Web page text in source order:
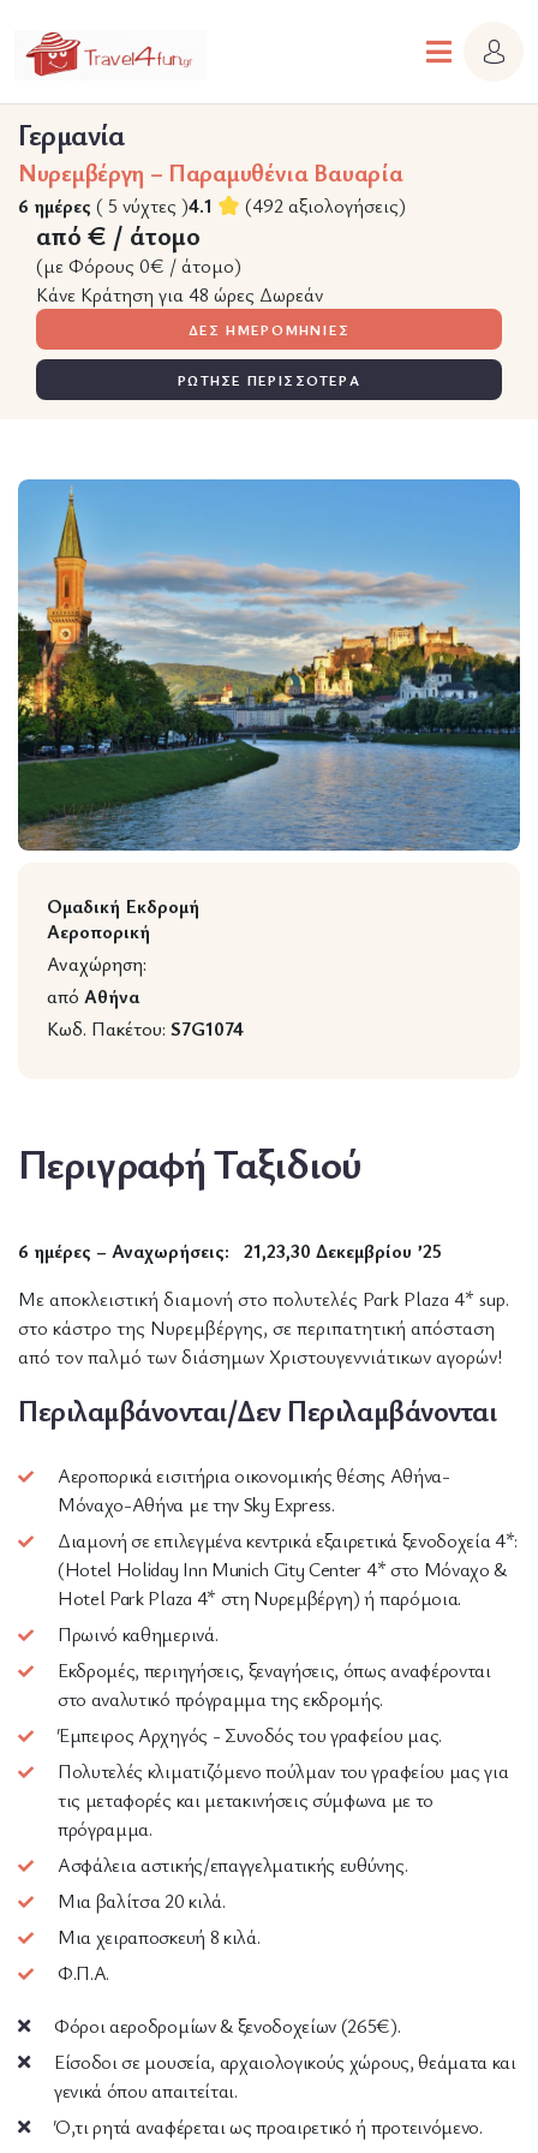
Γερμανία
Νυρεμβέργη – Παραμυθένια Βαυαρία
6 ημέρες ( 5 νύχτες )4.1 (492 αξιολογήσεις)
από € / άτομο
(με Φόρους 0€ / άτομο)
Κάνε Κράτηση για 48 ώρες Δωρεάν
ΔΕΣ ΗΜΕΡΟΜΗΝΙΕΣ
ΡΩΤΗΣΕ ΠΕΡΙΣΣΟΤΕΡΑ
Wildlife
Ομαδική Εκδρομή
Αεροπορική
Αναχώρηση:
από Αθήνα
Κωδ. Πακέτου: S7G1074
Περιγραφή Ταξιδιού
6 ημέρες – Αναχωρήσεις: 21,23,30 Δεκεμβρίου ’25
Με αποκλειστική διαμονή στο πολυτελές Park Plaza 4* sup.
στο κάστρο της Νυρεμβέργης, σε περιπατητική απόσταση
από τον παλμό των διάσημων Χριστουγεννιάτικων αγορών!
Περιλαμβάνονται/Δεν Περιλαμβάνονται
Αεροπορικά εισιτήρια οικονομικής θέσης Αθήνα-
Μόναχο-Αθήνα με την Sky Express.
Διαμονή σε επιλεγμένα κεντρικά εξαιρετικά ξενοδοχεία 4*:
(Hotel Holiday Inn Munich City Center 4* στο Μόναχο &
Hotel Park Plaza 4* στη Νυρεμβέργη) ή παρόμοια.
Πρωινό καθημερινά.
Εκδρομές, περιηγήσεις, ξεναγήσεις, όπως αναφέρονται
στο αναλυτικό πρόγραμμα της εκδρομής.
Έμπειρος Αρχηγός - Συνοδός του γραφείου μας.
Πολυτελές κλιματιζόμενο πούλμαν του γραφείου μας για
τις μεταφορές και μετακινήσεις σύμφωνα με το
πρόγραμμα.
Ασφάλεια αστικής/επαγγελματικής ευθύνης.
Μια βαλίτσα 20 κιλά.
Μια χειραποσκευή 8 κιλά.
Φ.Π.Α.
Φόροι αεροδρομίων & ξενοδοχείων (265€).
Είσοδοι σε μουσεία, αρχαιολογικούς χώρους, θεάματα και
γενικά όπου απαιτείται.
Ό,τι ρητά αναφέρεται ως προαιρετικό ή προτεινόμενο.